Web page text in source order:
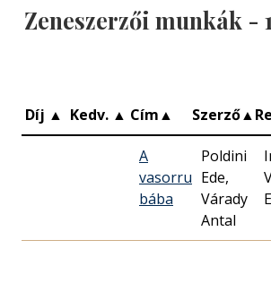
Zeneszerzői munkák - 1
Díj ▲ Kedv. ▲ Cím▲ Szerző▲
A
vasorru
bába
Poldini
Ede,
Várady
Antal